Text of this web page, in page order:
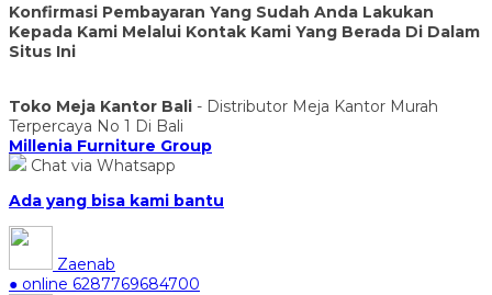
Konfirmasi Pembayaran Yang Sudah Anda Lakukan
Kepada Kami Melalui Kontak Kami Yang Berada Di Dalam
Situs Ini
Toko Meja Kantor Bali - Distributor Meja Kantor Murah
Terpercaya No 1 Di Bali
Millenia Furniture Group
Chat via Whatsapp
Ada yang bisa kami bantu
Zaenab
● online 6287769684700